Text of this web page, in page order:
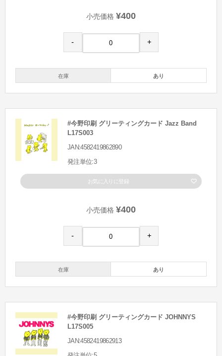
小売価格 ¥400
- +
在庫 あり
#今野印刷 グリーティングカード Jazz Band
L17S003
JAN:4582419862890
発注単位:3
お気に入りに登録
小売価格 ¥400
- +
在庫 あり
#今野印刷 グリーティングカード JOHNNYS
L17S005
JAN:4582419862913